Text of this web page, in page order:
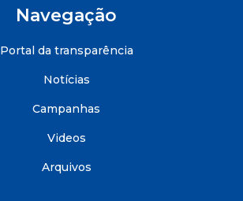
Navegação
Portal da transparência
Notícias
Campanhas
Videos
Arquivos